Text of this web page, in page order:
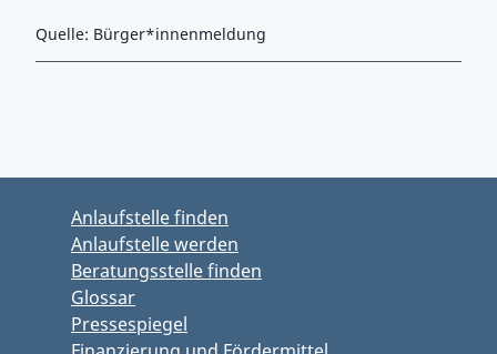
Quelle: Bürger*innenmeldung
Anlaufstelle finden
Anlaufstelle werden
Beratungsstelle finden
Glossar
Pressespiegel